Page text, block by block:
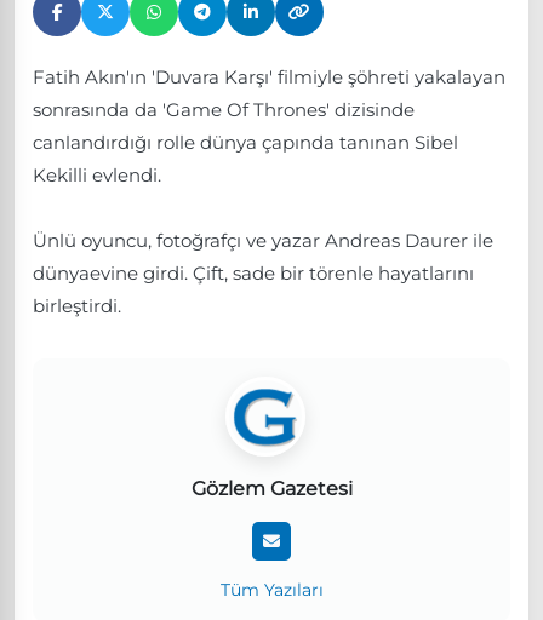
Fatih Akın'ın 'Duvara Karşı' filmiyle şöhreti yakalayan
sonrasında da 'Game Of Thrones' dizisinde
canlandırdığı rolle dünya çapında tanınan Sibel
Kekilli evlendi.
Ünlü oyuncu, fotoğrafçı ve yazar Andreas Daurer ile
dünyaevine girdi. Çift, sade bir törenle hayatlarını
birleştirdi.
Gözlem Gazetesi
Tüm Yazıları